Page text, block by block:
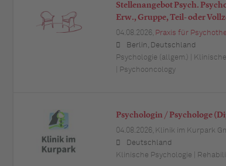
Stellenangebot Psych.
Erw., Gruppe, Teil- oder
04.08.2026, Praxis für
Berlin, Deutschland
Psychologie (allgem.) |
| Psychooncology
Psychologin / Psychologe
04.08.2026, Klinik im Kurpark
Deutschland
Klinische Psychologie |